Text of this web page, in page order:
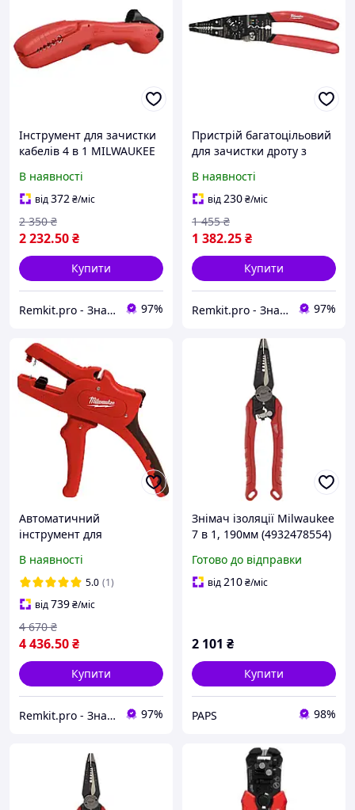
Інструмент для зачистки
кабелів 4 в 1 MILWAUKEE
В наявності
від372₴/міс
2 232.50₴
2 350 ₴
Купити
Remkit.pro - Знайдемо все, що вам потрібне! 97%
Пристрій багатоцільовий
для зачистки дроту з
В наявності
від230₴/міс
1 382.25₴
1 455 ₴
Купити
Remkit.pro - Знайдемо все, що вам потрібне! 97%
Автоматичний
інструмент для
MILWAUKEE
В наявності
5.0 (1)
від739₴/міс
4 436.50₴
4 670 ₴
Купити
Remkit.pro - Знайдемо все, що вам потрібне! 97%
Знімач ізоляції Milwaukee
7 в 1, 190мм (4932478554)
Готово до відправки
від210₴/міс
2 101 ₴
Купити
PAPS 98%